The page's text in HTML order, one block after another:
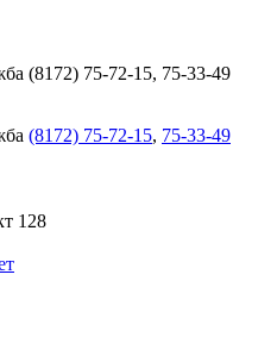
(8172) 75-72-15, 75-33-49
(8172) 75-72-15, 75-33-49
128